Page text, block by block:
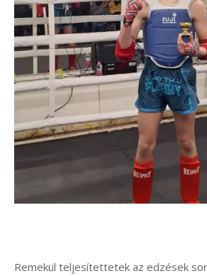
Remekül teljesítettetek az edzések